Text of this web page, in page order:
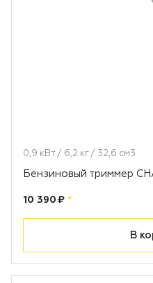
0,9 кВт / 6,2 кг / 32,6 см3
Бензиновый триммер
Цена:
10 390 ₽ рублей
*
В